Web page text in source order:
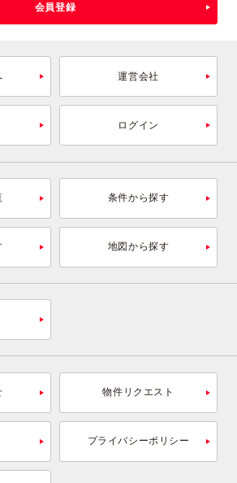
会員登録
運営会社
ログイン
条件から探す
地図から探す
物件リクエスト
プライバシーポリシー